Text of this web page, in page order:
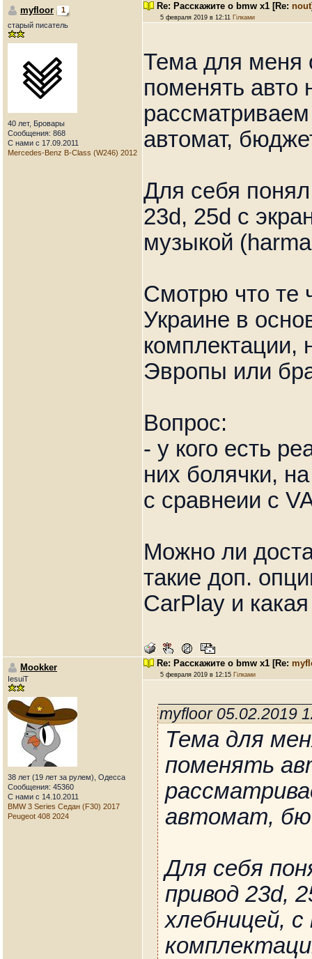
myfloor
1
старый писатель
40 лет, Бровары
Сообщения: 868
С нами с 17.09.2011
Mercedes-Benz B-Class (W246) 2012
Re: Расскажите о bmw x1 [Re: nout
5 февраля 2019 в 12:11 Гілками
Тема для меня
поменять авто
автомат,
Для себя
23d, 25d с
музыкой
Смотрю что те
Украине в
комплектации,
Эвропы или
Вопрос:
- у кого есть
них болячки,
с сравнеии с
Можно ли
такие доп.
CarPlay и
Mookker
IesuiT
38 лет (19 лет за рулем), Одесса
Сообщения: 45360
С нами с 14.10.2011
BMW 3 Series Седан (F30) 2017
Peugeot 408 2024
Re: Расскажите о bmw x1 [Re:
5 февраля 2019 в 12:15 Гілками
myfloor 05.02.2019
Тема для
поменять
автомат,
Для себя
привод 23d,
хлебницей,